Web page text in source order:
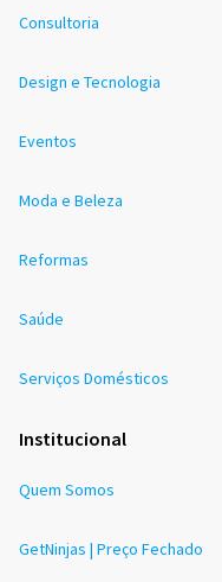
Consultoria
Design e Tecnologia
Eventos
Moda e Beleza
Reformas
Saúde
Serviços Domésticos
Institucional
Quem Somos
GetNinjas | Preço Fechado